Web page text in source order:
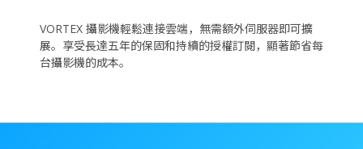
VORTEX 攝影機輕鬆連接雲端，無需額外伺服器即可擴
展。享受長達五年的保固和持續的授權訂閱，顯著節省每
台攝影機的成本。